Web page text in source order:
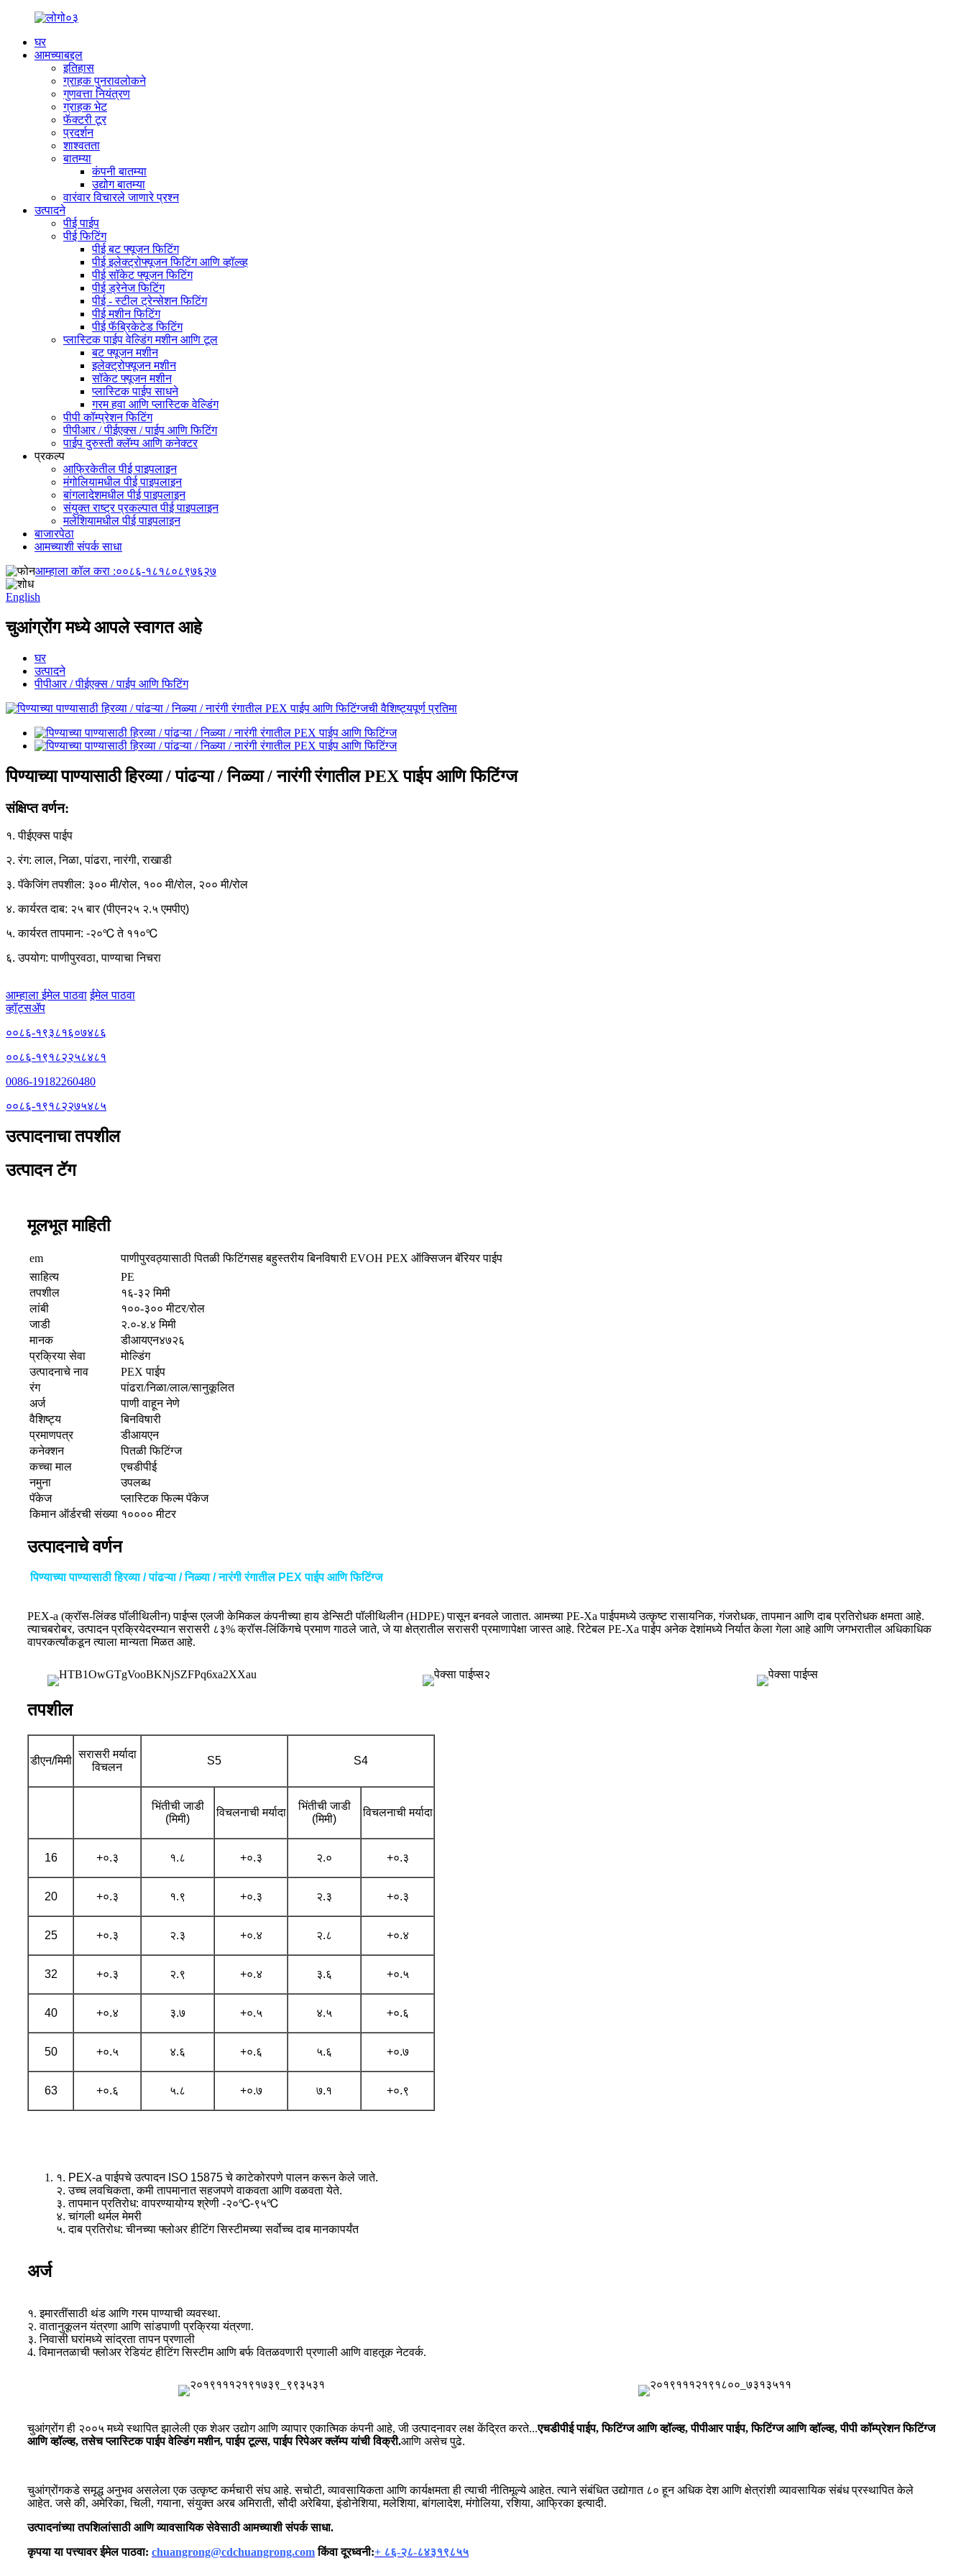
घर
आमच्याबद्दल
इतिहास
ग्राहक पुनरावलोकने
गुणवत्ता नियंत्रण
ग्राहक भेट
फॅक्टरी टूर
प्रदर्शन
शाश्वतता
बातम्या
कंपनी बातम्या
उद्योग बातम्या
वारंवार विचारले जाणारे प्रश्न
उत्पादने
पीई पाईप
पीई फिटिंग
पीई बट फ्यूजन फिटिंग
पीई इलेक्ट्रोफ्यूजन फिटिंग आणि व्हॉल्व्ह
पीई सॉकेट फ्यूजन फिटिंग
पीई ड्रेनेज फिटिंग
पीई - स्टील ट्रेन्सेशन फिटिंग
पीई मशीन फिटिंग
पीई फॅब्रिकेटेड फिटिंग
प्लास्टिक पाईप वेल्डिंग मशीन आणि टूल
बट फ्यूजन मशीन
इलेक्ट्रोफ्यूजन मशीन
सॉकेट फ्यूजन मशीन
प्लास्टिक पाईप साधने
गरम हवा आणि प्लास्टिक वेल्डिंग
पीपी कॉम्प्रेशन फिटिंग
पीपीआर / पीईएक्स / पाईप आणि फिटिंग
पाईप दुरुस्ती क्लॅम्प आणि कनेक्टर
प्रकल्प
आफ्रिकेतील पीई पाइपलाइन
मंगोलियामधील पीई पाइपलाइन
बांगलादेशमधील पीई पाइपलाइन
संयुक्त राष्ट्र प्रकल्पात पीई पाइपलाइन
मलेशियामधील पीई पाइपलाइन
बाजारपेठा
आमच्याशी संपर्क साधा
आम्हाला कॉल करा :००८६-१८१८०८९७६२७
English
चुआंग्रोंग मध्ये आपले स्वागत आहे
घर
उत्पादने
पीपीआर / पीईएक्स / पाईप आणि फिटिंग
पिण्याच्या पाण्यासाठी हिरव्या / पांढऱ्या / निळ्या / नारंगी रंगातील PEX पाईप आणि फिटिंग्ज
संक्षिप्त वर्णन:
१. पीईएक्स पाईप
२. रंग: लाल, निळा, पांढरा, नारंगी, राखाडी
३. पॅकेजिंग तपशील: ३०० मी/रोल, १०० मी/रोल, २०० मी/रोल
४. कार्यरत दाब: २५ बार (पीएन२५ २.५ एमपीए)
५. कार्यरत तापमान: -२०℃ ते ११०℃
६. उपयोग: पाणीपुरवठा, पाण्याचा निचरा
आम्हाला ईमेल पाठवा ईमेल पाठवा
व्हॉट्सॲप
००८६-१९३८१६०७४८६
००८६-१९१८२२५८४८१
0086-19182260480
००८६-१९१८२२७५४८५
उत्पादनाचा तपशील
उत्पादन टॅग
मूलभूत माहिती
em
पाणीपुरवठ्यासाठी पितळी फिटिंगसह बहुस्तरीय बिनविषारी EVOH PEX ऑक्सिजन बॅरियर पाईप
साहित्य
PE
तपशील
१६-३२ मिमी
लांबी
१००-३०० मीटर/रोल
जाडी
२.०-४.४ मिमी
मानक
डीआयएन४७२६
प्रक्रिया सेवा
मोल्डिंग
उत्पादनाचे नाव
PEX पाईप
रंग
पांढरा/निळा/लाल/सानुकूलित
अर्ज
पाणी वाहून नेणे
वैशिष्ट्य
बिनविषारी
प्रमाणपत्र
डीआयएन
कनेक्शन
पितळी फिटिंग्ज
कच्चा माल
एचडीपीई
नमुना
उपलब्ध
पॅकेज
प्लास्टिक फिल्म पॅकेज
किमान ऑर्डरची संख्या १०००० मीटर
उत्पादनाचे वर्णन
पिण्याच्या पाण्यासाठी हिरव्या / पांढऱ्या / निळ्या / नारंगी रंगातील PEX पाईप आणि फिटिंग्ज
PEX-a (क्रॉस-लिंक्ड पॉलीथिलीन) पाईप्स एलजी केमिकल कंपनीच्या हाय डेन्सिटी पॉलीथिलीन (HDPE) पासून बनवले जातात. आमच्या PE-Xa पाईपमध्ये उत्कृष्ट रासायनिक, गंजरोधक, तापमान आणि दाब प्रतिरोधक क्षमता आहे.
त्याचबरोबर, उत्पादन प्रक्रियेदरम्यान सरासरी ८३% क्रॉस-लिंकिंगचे प्रमाण गाठले जाते, जे या क्षेत्रातील सरासरी प्रमाणापेक्षा जास्त आहे. रिटेबल PE-Xa पाईप अनेक देशांमध्ये निर्यात केला गेला आहे आणि जगभरातील अधिकाधिक
वापरकर्त्यांकडून त्याला मान्यता मिळत आहे.
तपशील
डीएन/मिमी
सरासरी मर्यादा
विचलन
S5 S4
भिंतीची जाडी
(मिमी)
विचलनाची मर्यादा
भिंतीची जाडी
(मिमी)
विचलनाची मर्यादा
16 +०.३ १.८ +०.३ २.० +०.३
20 +०.३ १.९ +०.३ २.३ +०.३
25 +०.३ २.३ +०.४ २.८ +०.४
32 +०.३ २.९ +०.४ ३.६ +०.५
40 +०.४ ३.७ +०.५ ४.५ +०.६
50 +०.५ ४.६ +०.६ ५.६ +०.७
63 +०.६ ५.८ +०.७ ७.१ +०.९
१. PEX-a पाईपचे उत्पादन ISO 15875 चे काटेकोरपणे पालन करून केले जाते.
२. उच्च लवचिकता, कमी तापमानात सहजपणे वाकवता आणि वळवता येते.
३. तापमान प्रतिरोध: वापरण्यायोग्य श्रेणी -२०℃-९५℃
४. चांगली थर्मल मेमरी
५. दाब प्रतिरोध: चीनच्या फ्लोअर हीटिंग सिस्टीमच्या सर्वोच्च दाब मानकापर्यंत
अर्ज
१. इमारतींसाठी थंड आणि गरम पाण्याची व्यवस्था.
२. वातानुकूलन यंत्रणा आणि सांडपाणी प्रक्रिया यंत्रणा.
३. निवासी घरांमध्ये सांद्रता तापन प्रणाली
4. विमानतळाची फ्लोअर रेडियंट हीटिंग सिस्टीम आणि बर्फ वितळवणारी प्रणाली आणि वाहतूक नेटवर्क.
चुआंग्रोंग ही २००५ मध्ये स्थापित झालेली एक शेअर उद्योग आणि व्यापार एकात्मिक कंपनी आहे, जी उत्पादनावर लक्ष केंद्रित करते...एचडीपीई पाईप, फिटिंग्ज आणि व्हॉल्व्ह, पीपीआर पाईप, फिटिंग्ज आणि व्हॉल्व्ह, पीपी कॉम्प्रेशन फिटिंग्ज
आणि व्हॉल्व्ह, तसेच प्लास्टिक पाईप वेल्डिंग मशीन, पाईप टूल्स, पाईप रिपेअर क्लॅम्प यांची विक्री.आणि असेच पुढे.
चुआंग्रोंगकडे समृद्ध अनुभव असलेला एक उत्कृष्ट कर्मचारी संघ आहे. सचोटी, व्यावसायिकता आणि कार्यक्षमता ही त्याची नीतिमूल्ये आहेत. त्याने संबंधित उद्योगात ८० हून अधिक देश आणि क्षेत्रांशी व्यावसायिक संबंध प्रस्थापित केले
आहेत. जसे की, अमेरिका, चिली, गयाना, संयुक्त अरब अमिराती, सौदी अरेबिया, इंडोनेशिया, मलेशिया, बांगलादेश, मंगोलिया, रशिया, आफ्रिका इत्यादी.
उत्पादनांच्या तपशिलांसाठी आणि व्यावसायिक सेवेसाठी आमच्याशी संपर्क साधा.
कृपया या पत्त्यावर ईमेल पाठवा: chuangrong@cdchuangrong.com किंवा दूरध्वनी:+ ८६-२८-८४३१९८५५